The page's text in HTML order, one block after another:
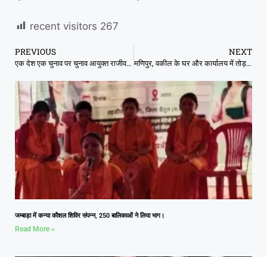
recent visitors 267
PREVIOUS
एक देश एक चुनाव पर चुनाव आयुक्त राजीव कुमार का बयान
NEXT
मणिपुर, वकील के घर और कार्यालय में तोड़फोड़
जम्बाड़ा में कन्या कौशल शिविर संपन्न, 250 बालिकाओं ने लिया भाग।
Read More »